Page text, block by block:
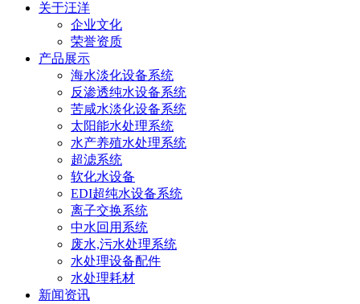
关于汪洋
企业文化
荣誉资质
产品展示
海水淡化设备系统
反渗透纯水设备系统
苦咸水淡化设备系统
太阳能水处理系统
水产养殖水处理系统
超滤系统
软化水设备
EDI超纯水设备系统
离子交换系统
中水回用系统
废水,污水处理系统
水处理设备配件
水处理耗材
新闻资讯